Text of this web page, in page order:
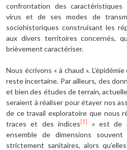
confrontation des
virus et de ses modes de
sociohistoriques construisant les
aux divers territoires concernés,
brièvement caractériser.
Nous écrivons « à chaud ».
reste incertaine. Par ailleurs, des
et bien des études de terrain,
seraient à réaliser pour étayer nos
de ce travail exploratoire que nous
traces et des indices [1]
» est de
ensemble de dimensions
strictement sanitaires, alors